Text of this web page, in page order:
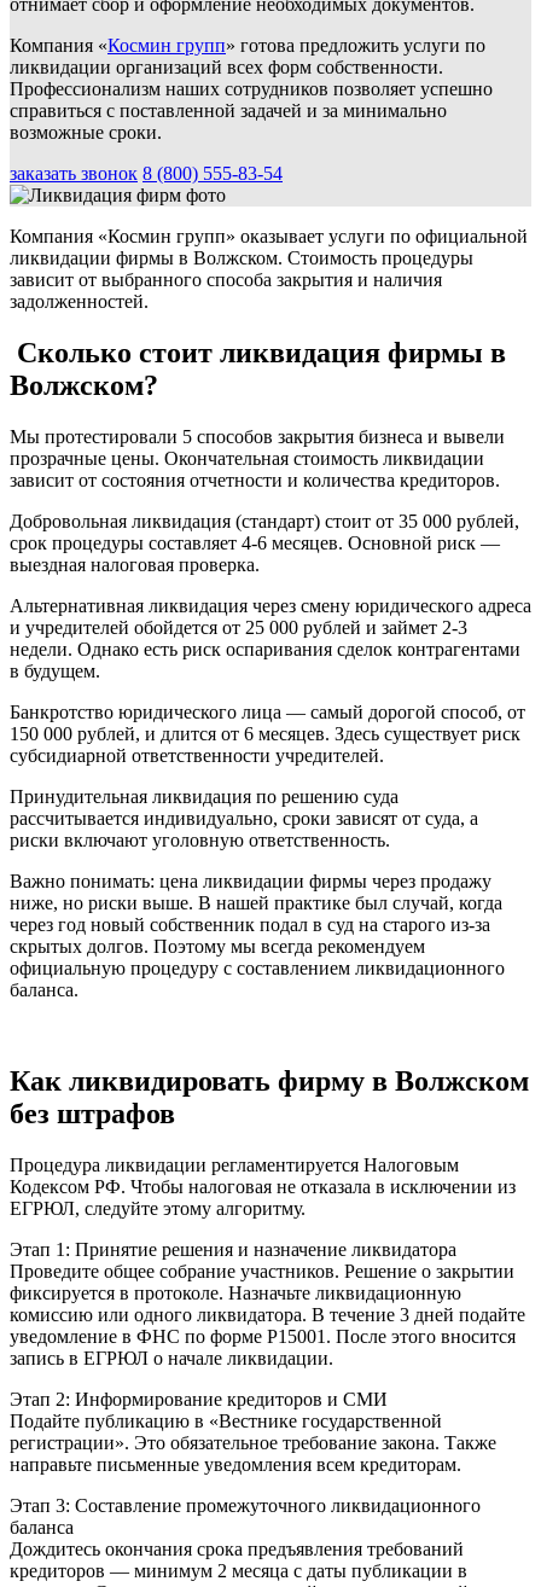
Компания «Космин групп» готова предложить услуги по
ликвидации организаций всех форм собственности.
Профессионализм наших сотрудников позволяет успешно
справиться с поставленной задачей и за минимально
возможные сроки.
заказать звонок 8 (800) 555-83-54
Компания «Космин групп» оказывает услуги по официальной
ликвидации фирмы в Волжском. Стоимость процедуры
зависит от выбранного способа закрытия и наличия
задолженностей.
Сколько стоит ликвидация фирмы в
Волжском?
Мы протестировали 5 способов закрытия бизнеса и вывели
прозрачные цены. Окончательная стоимость ликвидации
зависит от состояния отчетности и количества кредиторов.
Добровольная ликвидация (стандарт) стоит от 35 000 рублей,
срок процедуры составляет 4-6 месяцев. Основной риск —
выездная налоговая проверка.
Альтернативная ликвидация через смену юридического адреса
и учредителей обойдется от 25 000 рублей и займет 2-3
недели. Однако есть риск оспаривания сделок контрагентами
в будущем.
Банкротство юридического лица — самый дорогой способ, от
150 000 рублей, и длится от 6 месяцев. Здесь существует риск
субсидиарной ответственности учредителей.
Принудительная ликвидация по решению суда
рассчитывается индивидуально, сроки зависят от суда, а
риски включают уголовную ответственность.
Важно понимать: цена ликвидации фирмы через продажу
ниже, но риски выше. В нашей практике был случай, когда
через год новый собственник подал в суд на старого из-за
скрытых долгов. Поэтому мы всегда рекомендуем
официальную процедуру с составлением ликвидационного
баланса.
Как ликвидировать фирму в Волжском
без штрафов
Процедура ликвидации регламентируется Налоговым
Кодексом РФ. Чтобы налоговая не отказала в исключении из
ЕГРЮЛ, следуйте этому алгоритму.
Этап 1: Принятие решения и назначение ликвидатора
Проведите общее собрание участников. Решение о закрытии
фиксируется в протоколе. Назначьте ликвидационную
комиссию или одного ликвидатора. В течение 3 дней подайте
уведомление в ФНС по форме Р15001. После этого вносится
запись в ЕГРЮЛ о начале ликвидации.
Этап 2: Информирование кредиторов и СМИ
Подайте публикацию в «Вестнике государственной
регистрации». Это обязательное требование закона. Также
направьте письменные уведомления всем кредиторам.
Этап 3: Составление промежуточного ликвидационного
баланса
Дождитесь окончания срока предъявления требований
кредиторов — минимум 2 месяца с даты публикации в